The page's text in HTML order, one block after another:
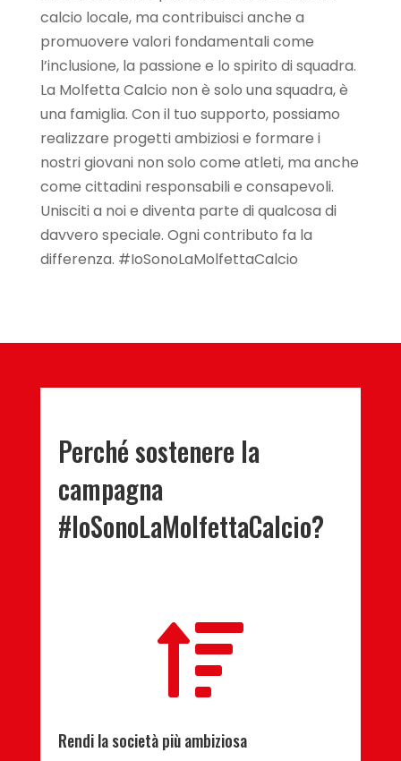
calcio locale, ma contribuisci anche a
promuovere valori fondamentali come
l’inclusione, la passione e lo spirito di squadra.
La Molfetta Calcio non è solo una squadra, è
una famiglia. Con il tuo supporto, possiamo
realizzare progetti ambiziosi e formare i
nostri giovani non solo come atleti, ma anche
come cittadini responsabili e consapevoli.
Unisciti a noi e diventa parte di qualcosa di
davvero speciale. Ogni contributo fa la
differenza. #IoSonoLaMolfettaCalcio
Perché sostenere la
campagna
#IoSonoLaMolfettaCalcio?

Rendi la società più ambiziosa